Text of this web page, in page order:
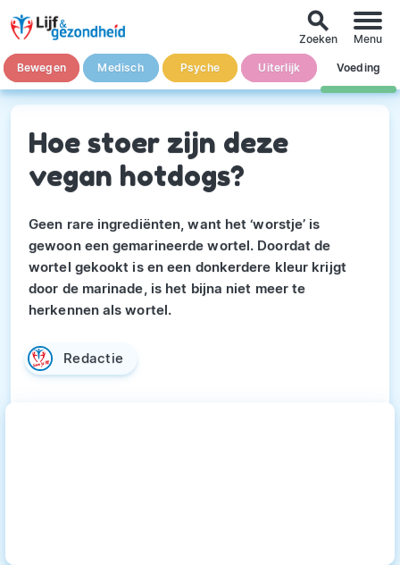
Bewegen Medisch Psyche Uiterlijk Voeding
search
Zoeken Menu
Hoe stoer zijn deze
vegan hotdogs?
Geen rare ingrediënten, want het ‘worstje’ is
gewoon een gemarineerde wortel. Doordat de
wortel gekookt is en een donkerdere kleur krijgt
door de marinade, is het bijna niet meer te
herkennen als wortel.
Redactie